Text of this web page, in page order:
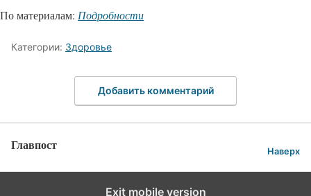
По материалам: Подробности
Категории: Здоровье
Добавить комментарий
Главпост Наверх
Exit mobile version